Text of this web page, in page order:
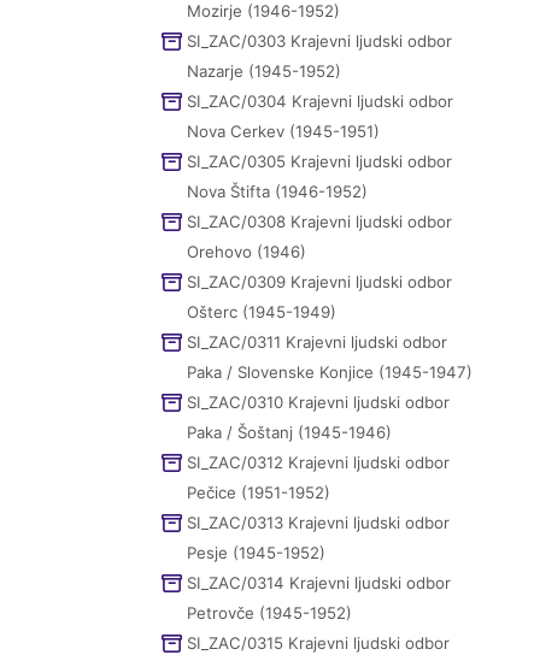
Mozirje (1946-1952)
SI_ZAC/0303 Krajevni ljudski odbor
Nazarje (1945-1952)
SI_ZAC/0304 Krajevni ljudski odbor
Nova Cerkev (1945-1951)
SI_ZAC/0305 Krajevni ljudski odbor
Nova Štifta (1946-1952)
SI_ZAC/0308 Krajevni ljudski odbor
Orehovo (1946)
SI_ZAC/0309 Krajevni ljudski odbor
Ošterc (1945-1949)
SI_ZAC/0311 Krajevni ljudski odbor
Paka / Slovenske Konjice (1945-1947)
SI_ZAC/0310 Krajevni ljudski odbor
Paka / Šoštanj (1945-1946)
SI_ZAC/0312 Krajevni ljudski odbor
Pečice (1951-1952)
SI_ZAC/0313 Krajevni ljudski odbor
Pesje (1945-1952)
SI_ZAC/0314 Krajevni ljudski odbor
Petrovče (1945-1952)
SI_ZAC/0315 Krajevni ljudski odbor